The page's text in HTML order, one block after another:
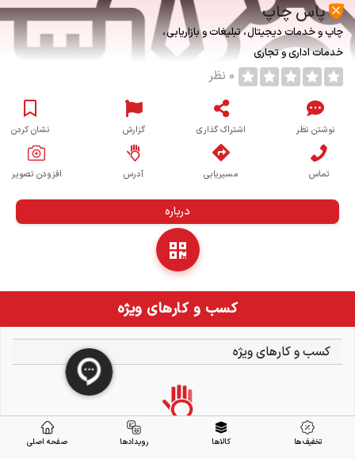
پاس چاپ
چاپ و خدمات دیجیتال تبلیغات و بازاریابی
خدمات اداری و تجاری
0 نظر
نوشتن نظر اشتراک گذاری گزارش نشان کردن
تماس مسیریابی آدرس افزودن تصویر
درباره
کسب و کارهای ویژه
کسب و کارهای ویژه
تخفیف ها کالاها رویدادها صفحه اصلی